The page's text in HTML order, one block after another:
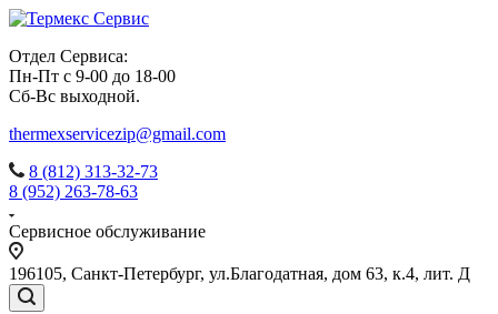
Отдел Сервиса:
Пн-Пт с 9-00 до 18-00
Сб-Вс выходной.
thermexservicezip@gmail.com
8 (812) 313-32-73
8 (952) 263-78-63
Сервисное обслуживание
196105, Санкт-Петербург, ул.Благодатная, дом 63, к.4, лит. Д